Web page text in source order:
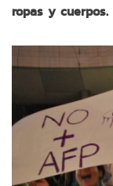
ropas y cuerpos.